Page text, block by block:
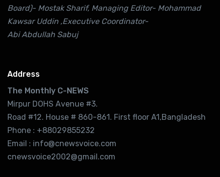
Board)- Mostak Sharif, Managing Editor- Mohammad
Kawsar Uddin ,Executive Coordinator-
Abi Abdullah Sabuj
Address
The Monthly C-NEWS
Mirpur DOHS Avenue #3.
Road #12. House # 860-861. First floor A1,Bangladesh
Phone : +88029855232
Email : info@cnewsvoice.com
cnewsvoice2002@gmail.com